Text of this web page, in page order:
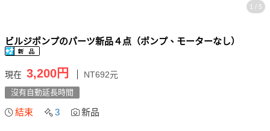
1 / 5
ビルジポンプのパーツ新品４点（ポンプ、モーターなし）
現在 3,200円 NT692元
沒有自動延長時間
結束 3 新品